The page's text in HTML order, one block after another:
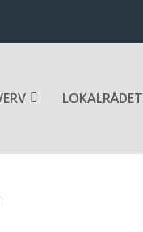
LOKALRÅDET